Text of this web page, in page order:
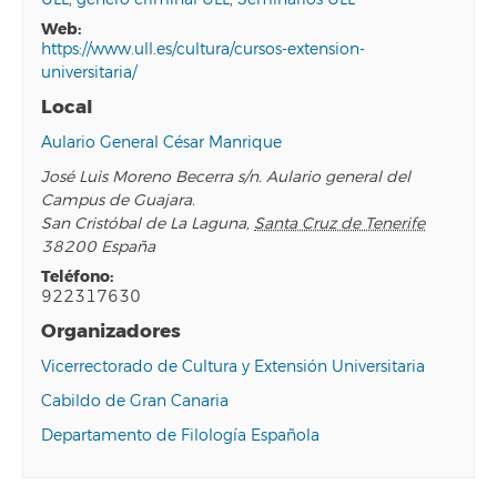
web:
https://www.ull.es/cultura/cursos-extension-
universitaria/
Local
Aulario General César Manrique
José Luis Moreno Becerra s/n. Aulario general del
Campus de Guajara.
San Cristóbal de La Laguna, Santa Cruz de Tenerife
38200 España
teléfono:
922317630
Organizadores
Vicerrectorado de Cultura y Extensión Universitaria
Cabildo de Gran Canaria
Departamento de Filología Española